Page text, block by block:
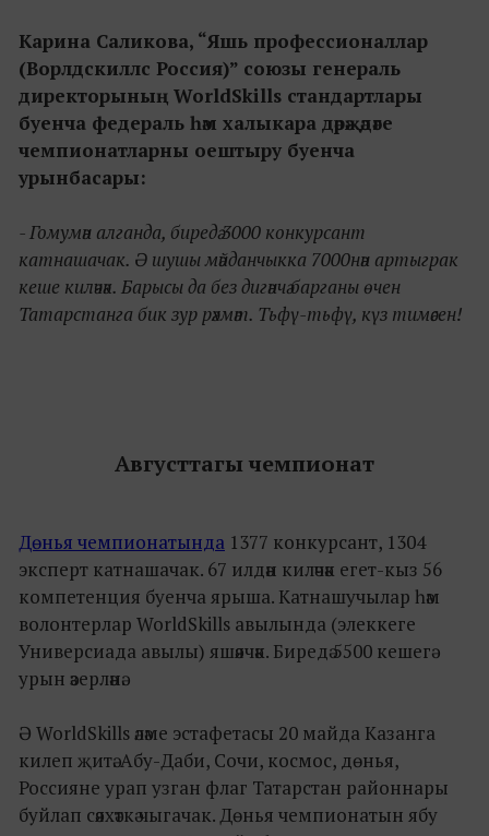
Карина Саликова, “Яшь профессионаллар
(Ворлдскиллс Россия)” союзы генераль
директорының WorldSkills стандартлары
буенча федераль һәм халыкара дәрәҗәдәге
чемпионатларны оештыру буенча
урынбасары:
- Гомумән алганда, биредә 3000 конкурсант
катнашачак. Ә шушы мәйданчыкка 7000нән артыграк
кеше киләчәк. Барысы да без дигәнчә барганы өчен
Татарстанга бик зур рәхмәт. Тьфү-тьфү, күз тимәсен!
Августтагы чемпионат
Дөнья чемпионатында 1377 конкурсант, 1304
эксперт катнашачак. 67 илдән киләчәк егет-кыз 56
компетенция буенча ярыша. Катнашучылар һәм
волонтерлар WorldSkills авылында (элеккеге
Универсиада авылы) яшәячәк. Биредә 5500 кешегә
урын әзерләнә.
Ә WorldSkills әләме эстафетасы 20 майда Казанга
килеп җитә. Абу-Даби, Сочи, космос, дөнья,
Россияне урап узган флаг Татарстан районнары
буйлап сәяхәткә чыгачак. Дөнья чемпионатын ябу